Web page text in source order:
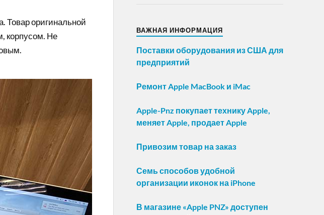
Товар оригинальной
корпусом. Не
ВАЖНАЯ ИНФОРМАЦИЯ
Поставки оборудования из США для
предприятий
Ремонт Apple MacBook и iMac
Apple-Pnz покупает технику Apple,
меняет Apple, продает Apple
Привозим товар на заказ
Семь способов удобной
организации иконок на iPhone
В магазине «Apple PNZ» доступен